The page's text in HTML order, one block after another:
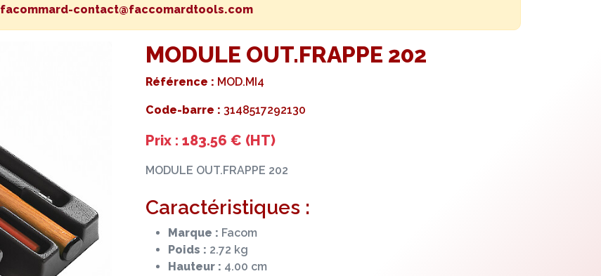
facommard-contact@faccomardtools.com
MODULE OUT.FRAPPE 202
Référence : MOD.MI4
Code-barre : 3148517292130
Prix : 183.56 € (HT)
MODULE OUT.FRAPPE 202
Caractéristiques :
Marque : Facom
Poids : 2.72 kg
Hauteur : 4.00 cm